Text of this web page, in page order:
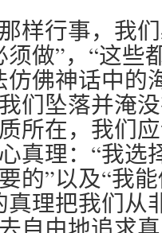
样行事，我
做”，“这些
仿佛神话中的
们坠落并淹
所在，我们
真理：“我选
的”以及“我
真理把我们从